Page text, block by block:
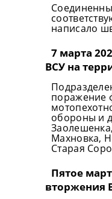
написало
7 марта
ВСУ на
поражение
обороны и
Махновка,
Старая
Пятое
вторжения